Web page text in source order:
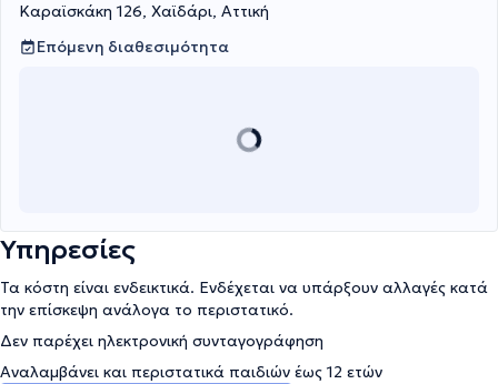
Καραϊσκάκη 126, Χαϊδάρι, Αττική
Επόμενη διαθεσιμότητα
Υπηρεσίες
Τα κόστη είναι ενδεικτικά. Ενδέχεται να υπάρξουν αλλαγές κατά
την επίσκεψη ανάλογα το περιστατικό.
Δεν παρέχει ηλεκτρονική συνταγογράφηση
Αναλαμβάνει και περιστατικά παιδιών έως 12 ετών